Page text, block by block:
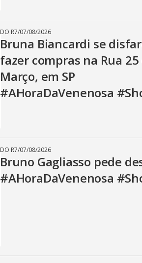
DO R7/07/08/2026
Bruna Biancardi se
fazer compras na Rua 25
Março, em SP
#AHoraDaVenenosa
DO R7/07/08/2026
Bruno Gagliasso pede
#AHoraDaVenenosa